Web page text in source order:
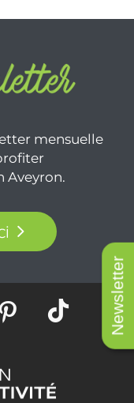
Newsletter
mensuelle
Aveyron.